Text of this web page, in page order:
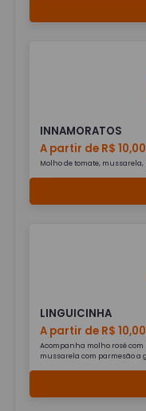
INNAMORATOS
A partir de R$ 10,00
Molho de tomate,
LINGUICINHA
A partir de R$ 10,00
Acompanha molho rosé
mussarela com parmesão a